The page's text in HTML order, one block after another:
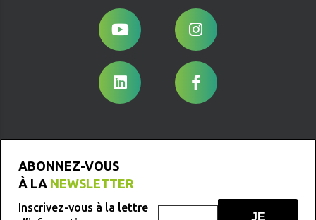
ABONNEZ-VOUS
À LA NEWSLETTER
Inscrivez-vous à la lettre